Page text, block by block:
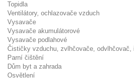
Topidla
Ventilátory, ochlazovače vzduch
Vysavače
Vysavače akumulátorové
Vysavače podlahové
Čističky vzduchu, zvlhčovače, odvlhčovač,
Parní čištění
Dům byt a zahrada
Osvětlení